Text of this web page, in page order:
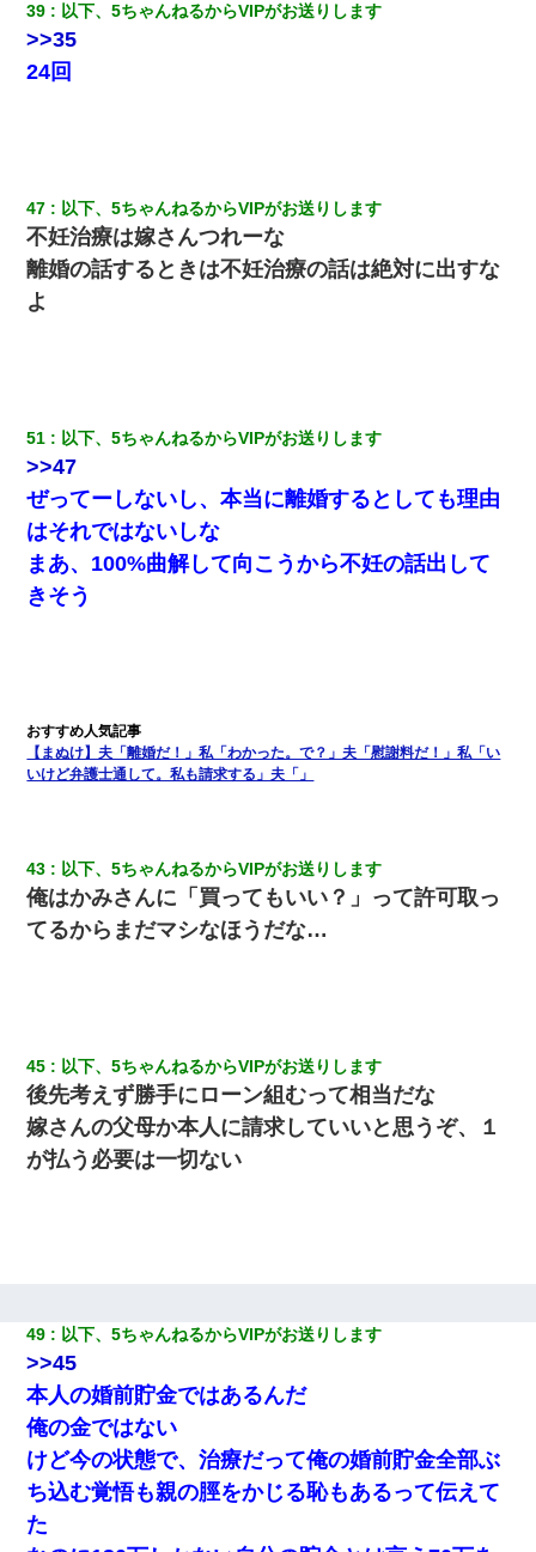
39 以下、5ちゃんねるからVIPがお送りします
>>35
24回
47 以下、5ちゃんねるからVIPがお送りします
不妊治療は嫁さんつれーな
離婚の話するときは不妊治療の話は絶対に出すな
よ
51 以下、5ちゃんねるからVIPがお送りします
>>47
ぜってーしないし、本当に離婚するとしても理由
はそれではないしな
まあ、100%曲解して向こうから不妊の話出して
きそう
【まぬけ】夫「離婚だ！」私「わかった。で？」夫「慰謝料だ！」私「い
いけど弁護士通して。私も請求する」夫「」
43 以下、5ちゃんねるからVIPがお送りします
俺はかみさんに「買ってもいい？」って許可取っ
てるからまだマシなほうだな…
45 以下、5ちゃんねるからVIPがお送りします
後先考えず勝手にローン組むって相当だな
嫁さんの父母か本人に請求していいと思うぞ、１
が払う必要は一切ない
49 以下、5ちゃんねるからVIPがお送りします
>>45
本人の婚前貯金ではあるんだ
俺の金ではない
けど今の状態で、治療だって俺の婚前貯金全部ぶ
ち込む覚悟も親の脛をかじる恥もあるって伝えて
た